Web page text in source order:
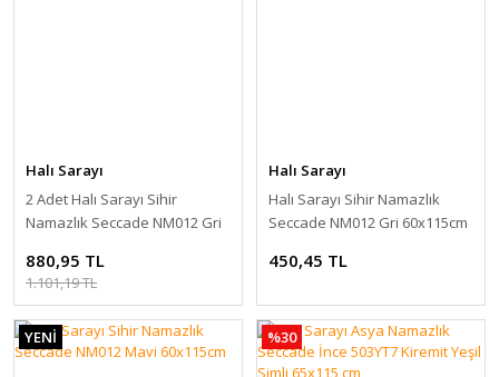
Halı Sarayı
2 Adet Halı Sarayı Sihir
Namazlık Seccade NM012 Gri
880,95 TL
1.101,19 TL
Halı Sarayı
Halı Sarayı Sihir Namazlık
Seccade NM012 Gri 60x115cm
450,45 TL
YENİ %30